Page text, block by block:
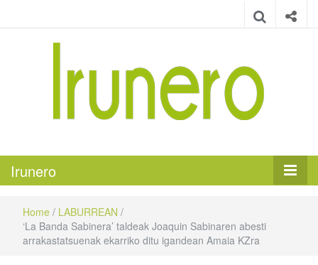
Irunero
Home / LABURREAN /
‘La Banda Sabinera’ taldeak Joaquin Sabinaren abesti
arrakastatsuenak ekarriko ditu igandean Amaia KZra